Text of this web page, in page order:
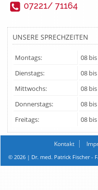
07221/ 71164
UNSERE SPRECHZEITEN
Montags:
08
Dienstags:
08
Mittwochs:
08
Donnerstags:
08
Freitags:
08
Kontakt
© 2026 | Dr. med. Patrick Fischer -